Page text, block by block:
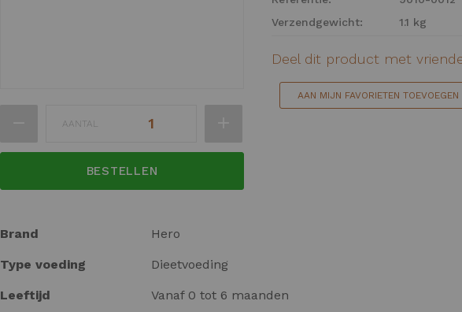
het
van
afbeeldingen-
AANTAL
BESTELLEN
Verzendgewicht:
1.1 kg
Deel dit product met
AAN MIJN FAVORIETEN TOEVOEGEN
Meer
Brand Hero
Type voeding Dieetvoeding
Leeftijd Vanaf 0 tot 6 maanden